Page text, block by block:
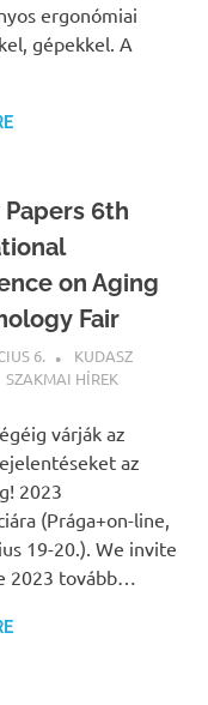
ergonómiai
gépekkel. A
6th
on Aging
Fair
6.
KUDASZ
SZAKMAI HÍREK
várják az
az
2023
(Prága+on-line,
19-20.). We invite
2023 tovább…